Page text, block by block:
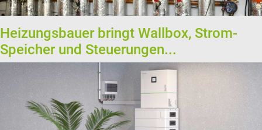
Heizungsbauer bringt Wallbox, Strom-
Speicher und Steuerungen...